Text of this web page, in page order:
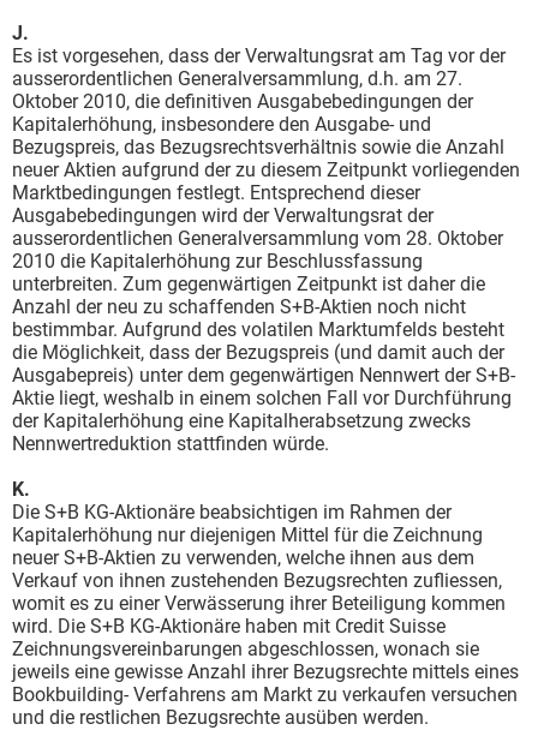
J.
Es ist vorgesehen, dass der Verwaltungsrat am Tag vor der
ausserordentlichen Generalversammlung, d.h. am 27.
Oktober 2010, die definitiven Ausgabebedingungen der
Kapitalerhöhung, insbesondere den Ausgabe- und
Bezugspreis, das Bezugsrechtsverhältnis sowie die Anzahl
neuer Aktien aufgrund der zu diesem Zeitpunkt vorliegenden
Marktbedingungen festlegt. Entsprechend dieser
Ausgabebedingungen wird der Verwaltungsrat der
ausserordentlichen Generalversammlung vom 28. Oktober
2010 die Kapitalerhöhung zur Beschlussfassung
unterbreiten. Zum gegenwärtigen Zeitpunkt ist daher die
Anzahl der neu zu schaffenden S+B-Aktien noch nicht
bestimmbar. Aufgrund des volatilen Marktumfelds besteht
die Möglichkeit, dass der Bezugspreis (und damit auch der
Ausgabepreis) unter dem gegenwärtigen Nennwert der S+B-
Aktie liegt, weshalb in einem solchen Fall vor Durchführung
der Kapitalerhöhung eine Kapitalherabsetzung zwecks
Nennwertreduktion stattfinden würde.
K.
Die S+B KG-Aktionäre beabsichtigen im Rahmen der
Kapitalerhöhung nur diejenigen Mittel für die Zeichnung
neuer S+B-Aktien zu verwenden, welche ihnen aus dem
Verkauf von ihnen zustehenden Bezugsrechten zufliessen,
womit es zu einer Verwässerung ihrer Beteiligung kommen
wird. Die S+B KG-Aktionäre haben mit Credit Suisse
Zeichnungsvereinbarungen abgeschlossen, wonach sie
jeweils eine gewisse Anzahl ihrer Bezugsrechte mittels eines
Bookbuilding- Verfahrens am Markt zu verkaufen versuchen
und die restlichen Bezugsrechte ausüben werden.